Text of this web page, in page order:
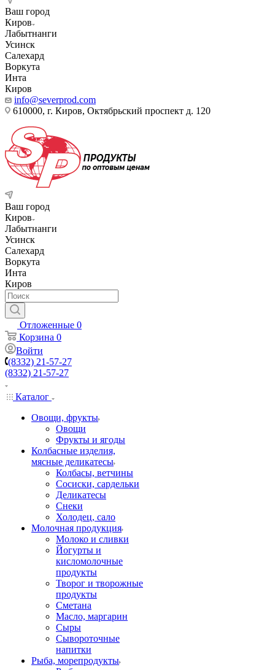
Ваш город
Киров
Лабытнанги
Усинск
Салехард
Воркута
Инта
Киров
info@severprod.com
610000, г. Киров, Октябрьский проспект д. 120
Ваш город
Киров
Лабытнанги
Усинск
Салехард
Воркута
Инта
Киров
Отложенные 0
Корзина 0
Войти
(8332) 21-57-27
(8332) 21-57-27
Каталог
Овощи, фрукты
Овощи
Фрукты и ягоды
Колбасные изделия,
мясные деликатесы
Колбасы, ветчины
Сосиски, сардельки
Деликатесы
Снеки
Холодец, сало
Молочная продукция
Молоко и сливки
Йогурты и
кисломолочные
продукты
Творог и творожные
продукты
Сметана
Масло, маргарин
Сыры
Сывороточные
напитки
Рыба, морепродукты